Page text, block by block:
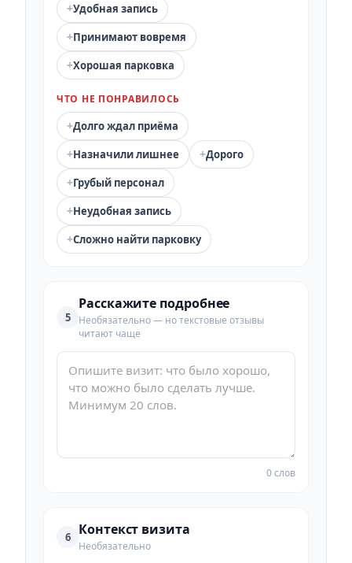
+Удобная запись
+Принимают вовремя
+Хорошая парковка
ЧТО НЕ ПОНРАВИЛОСЬ
+Долго ждал приёма
+Назначили лишнее +Дорого
+Грубый персонал
+Неудобная запись
+Сложно найти парковку
5
Расскажите подробнее
Необязательно — но текстовые отзывы
читают чаще
0 слов
6 Контекст визита
Необязательно